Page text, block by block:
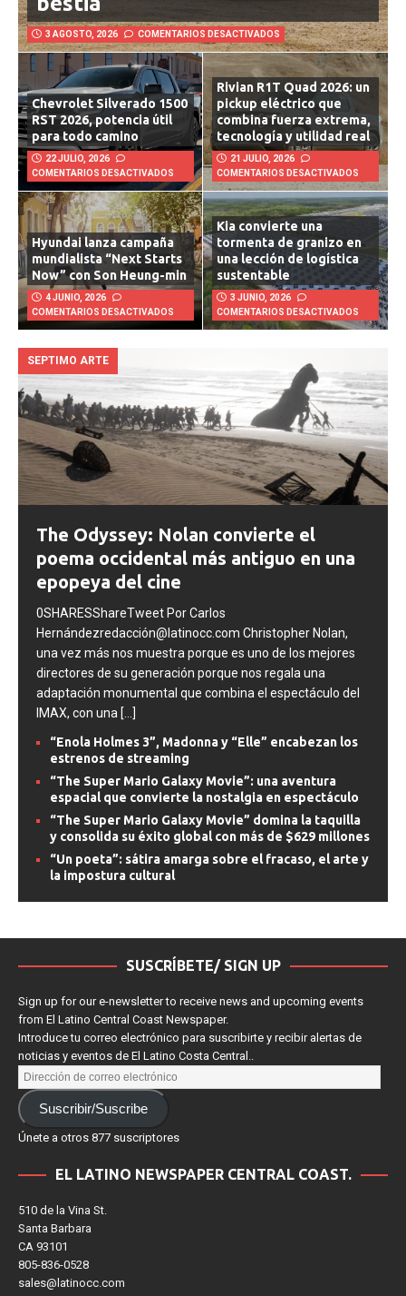
bestia
3 AGOSTO, 2026 COMENTARIOS DESACTIVADOS
Chevrolet Silverado 1500
RST 2026, potencia útil
para todo camino
22 JULIO, 2026
COMENTARIOS DESACTIVADOS
Rivian R1T Quad 2026: un
pickup eléctrico que
combina fuerza extrema,
tecnología y utilidad real
21 JULIO, 2026
COMENTARIOS DESACTIVADOS
Hyundai lanza campaña
mundialista “Next Starts
Now” con Son Heung-min
4 JUNIO, 2026
COMENTARIOS DESACTIVADOS
Kia convierte una
tormenta de granizo en
una lección de logística
sustentable
3 JUNIO, 2026
COMENTARIOS DESACTIVADOS
SEPTIMO ARTE
The Odyssey: Nolan convierte el
poema occidental más antiguo en una
epopeya del cine
0SHARESShareTweet Por Carlos
Hernándezredacción@latinocc.com Christopher Nolan,
una vez más nos muestra porque es uno de los mejores
directores de su generación porque nos regala una
adaptación monumental que combina el espectáculo del
[...]
“Enola Holmes 3”, Madonna y “Elle” encabezan los
estrenos de streaming
“The Super Mario Galaxy Movie”: una aventura
espacial que convierte la nostalgia en espectáculo
“The Super Mario Galaxy Movie” domina la taquilla
y consolida su éxito global con más de $629 millones
“Un poeta”: sátira amarga sobre el fracaso, el arte y
la impostura cultural
SUSCRÍBETE/ SIGN UP
Sign up for our e-newsletter to receive news and upcoming events
from El Latino Central Coast Newspaper.
Introduce tu correo electrónico para suscribirte y recibir alertas de
noticias y eventos de El Latino Costa Central..
Únete a otros 877 suscriptores
510 de la Vina St.
Santa Barbara
CA 93101
805-836-0528